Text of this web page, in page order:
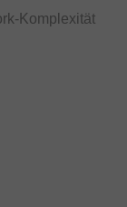
Komplexität